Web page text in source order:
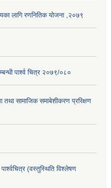
लागि रणनितिक योजना ,२०७९
पार्श्व चित्र २०७९/०८०
तथा सामाजिक समाबेशीकरण प्ररिक्षण
(वस्तुस्थिति विश्लेषण